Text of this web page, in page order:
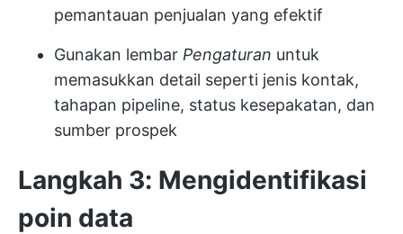
pemantauan penjualan yang efektif
Gunakan lembar Pengaturan untuk
memasukkan detail seperti jenis kontak,
tahapan pipeline, status kesepakatan, dan
sumber prospek
Langkah 3: Mengidentifikasi
poin data